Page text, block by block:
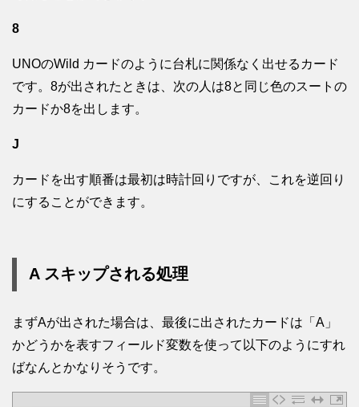
8
UNOのWild カードのように台札に関係なく出せるカード
です。8が出されたときは、次の人は8と同じ色のスートの
カードか8を出します。
J
カードを出す順番は最初は時計回りですが、これを逆回り
にすることができます。
A スキップされる処理
まずAが出された場合は、最後に出されたカードは「A」
かどうかを表すフィールド変数を使って以下のようにすれ
ばなんとかなりそうです。